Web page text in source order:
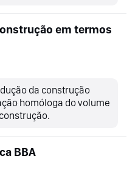
em termos
da construção
homóloga do volume
BBA